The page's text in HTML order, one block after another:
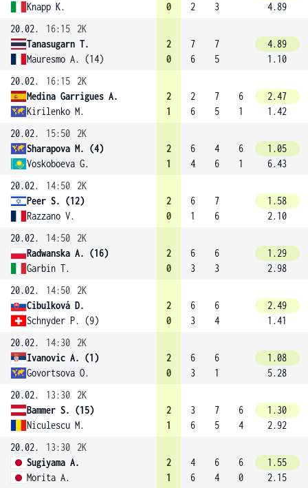
Knapp K.
0
2
3
4.89
20.02.
16:15
2K
Tanasugarn T.
Mauresmo A. (14)
2
0
7
6
7
5
4.89
1.10
20.02.
16:15
2K
Medina Garrigues A.
Kirilenko M.
2
1
2
6
7
5
6
1
2.47
1.42
20.02.
15:50
2K
Sharapova M. (4)
Voskoboeva G.
2
1
6
4
4
6
6
1
1.05
6.43
20.02.
14:50
2K
Peer S. (12)
Razzano V.
2
0
6
1
7
6
1.58
2.10
20.02.
14:50
2K
Radwanska A. (16)
Garbin T.
2
0
6
3
6
3
1.29
2.98
20.02.
14:50
2K
Cibulková D.
Schnyder P. (9)
2
0
6
3
6
4
2.49
1.41
20.02.
14:30
2K
Ivanovic A. (1)
Govortsova O.
2
0
6
3
6
1
1.08
5.28
20.02.
13:30
2K
Bammer S. (15)
Niculescu M.
2
1
3
6
7
5
6
4
1.30
2.92
20.02.
13:30
2K
Sugiyama A.
Morita A.
2
1
4
6
6
4
6
0
1.55
2.15